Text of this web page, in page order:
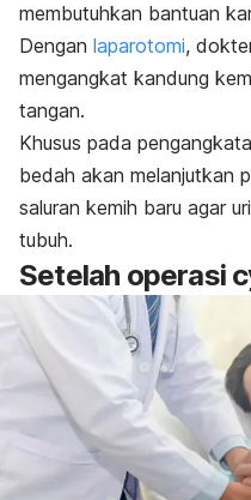
membutuhkan bantuan
Dengan laparotomi,
mengangkat kandung
tangan.
Khusus pada
bedah akan melanjutkan
saluran kemih baru agar
tubuh.
Setelah operasi